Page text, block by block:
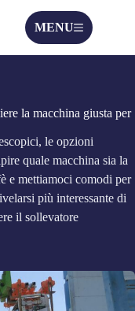
MENU
la macchina giusta per
le opzioni
quale macchina sia la
e mettiamoci comodi per
più interessante di
il sollevatore